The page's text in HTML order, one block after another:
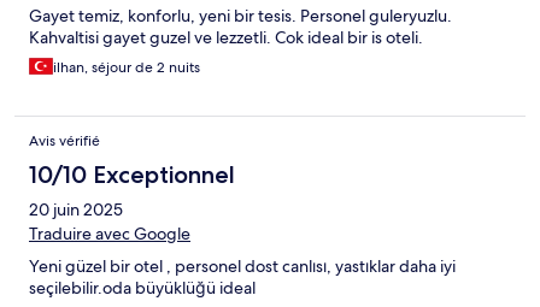
Gayet temiz, konforlu, yeni bir tesis. Personel guleryuzlu.
Kahvaltisi gayet guzel ve lezzetli. Cok ideal bir is oteli.
ilhan, séjour de 2 nuits
Avis vérifié
10/10 Exceptionnel
20 juin 2025
Traduire avec Google
Yeni güzel bir otel , personel dost canlısı, yastıklar daha iyi
seçilebilir.oda büyüklüğü ideal